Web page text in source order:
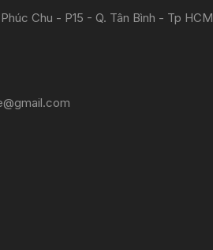
Chu - P15 - Q. Tân Bình - Tp HCM